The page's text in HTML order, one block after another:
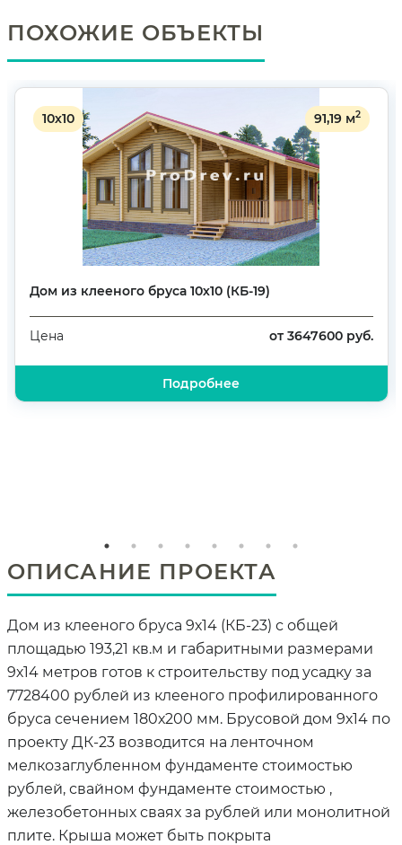
ПОХОЖИЕ ОБЪЕКТЫ
91,19 м2
10х10
Дом из клееного бруса 10х10 (КБ-19)
Цена от 3647600 руб.
Подробнее
ОПИСАНИЕ ПРОЕКТА
Дом из клееного бруса 9х14 (КБ-23) с общей
площадью 193,21 кв.м и габаритными размерами
9х14 метров готов к строительству под усадку за
7728400 рублей из клееного профилированного
бруса сечением 180х200 мм. Брусовой дом 9х14 по
проекту ДК-23 возводится на ленточном
мелкозаглубленном фундаменте стоимостью
рублей, свайном фундаменте стоимостью ,
железобетонных сваях за рублей или монолитной
плите. Крыша может быть покрыта